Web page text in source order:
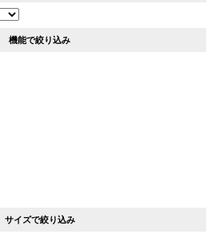
機能で絞り込み
サイズで絞り込み